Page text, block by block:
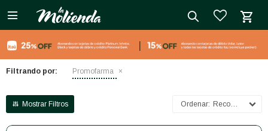

Filtrando por: Promofarma
Recomendados